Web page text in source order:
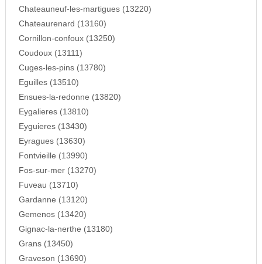
Chateauneuf-les-martigues (13220)
Chateaurenard (13160)
Cornillon-confoux (13250)
Coudoux (13111)
Cuges-les-pins (13780)
Eguilles (13510)
Ensues-la-redonne (13820)
Eygalieres (13810)
Eyguieres (13430)
Eyragues (13630)
Fontvieille (13990)
Fos-sur-mer (13270)
Fuveau (13710)
Gardanne (13120)
Gemenos (13420)
Gignac-la-nerthe (13180)
Grans (13450)
Graveson (13690)